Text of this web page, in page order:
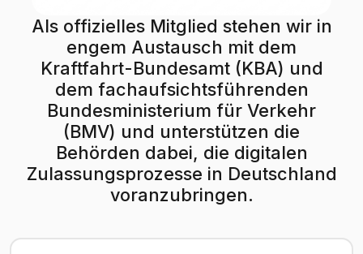
Als offizielles Mitglied stehen wir in
engem Austausch mit dem
Kraftfahrt-Bundesamt (KBA) und
dem fachaufsichtsführenden
Bundesministerium für Verkehr
(BMV) und unterstützen die
Behörden dabei, die digitalen
Zulassungsprozesse in Deutschland
voranzubringen.